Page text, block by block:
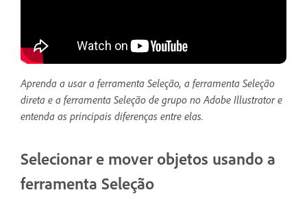
Aprenda a usar a ferramenta Seleção, a ferramenta Seleção
direta e a ferramenta Seleção de grupo no Adobe Illustrator e
entenda as principais diferenças entre elas.
Selecionar e mover objetos usando a
ferramenta Seleção